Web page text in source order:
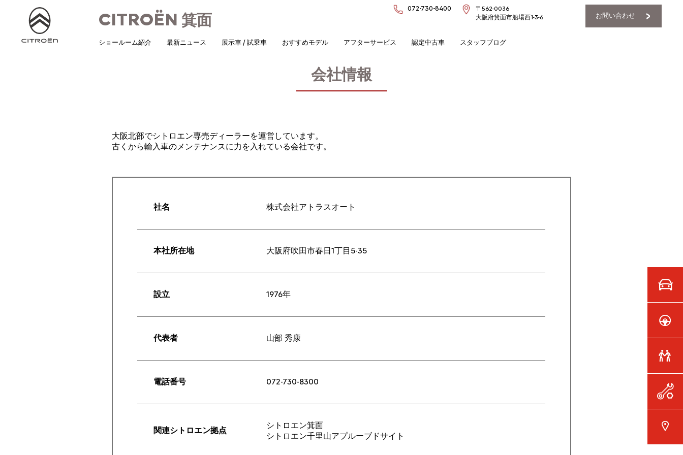
CITROËN 箕面
072-730-8400
〒562-0036
大阪府箕面市船場西1-3-6
お問い合わせ
ショールーム紹介 最新ニュース 展示車 / 試乗車 おすすめモデル アフターサービス 認定中古車 スタッフブログ
会社情報
大阪北部でシトロエン専売ディーラーを運営しています。
古くから輸入車のメンテナンスに力を入れている会社です。
社名 株式会社アトラスオート
本社所在地 大阪府吹田市春日1丁目5-35
設立 1976年
代表者 山部 秀康
電話番号 072-730-8300
関連シトロエン拠点
シトロエン箕面
シトロエン千里山アプルーブドサイト